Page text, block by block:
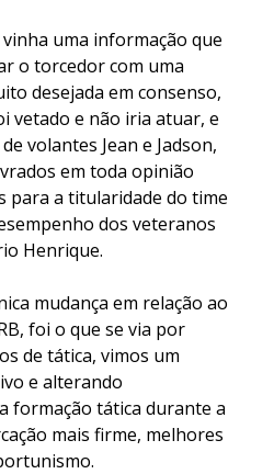
uma informação que
o torcedor com uma
desejada em consenso,
vetado e não iria atuar, e
volantes Jean e Jadson,
em toda opinião
para a titularidade do time
dos veteranos
Henrique.
mudança em relação ao
foi o que se via por
de tática, vimos um
e alterando
formação tática durante a
mais firme, melhores